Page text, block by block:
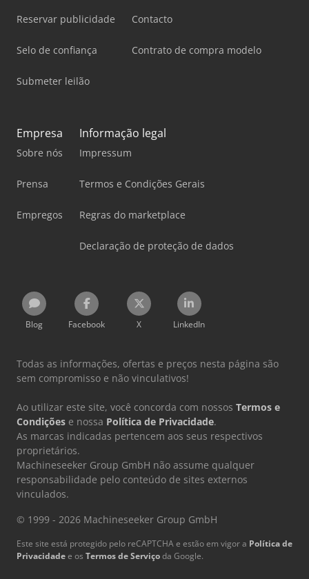
Reservar publicidade
Selo de confiança
Submeter leilão
Contacto
Contrato de compra modelo
Empresa
Sobre nós
Prensa
Empregos
Informação legal
Impressum
Termos e Condições Gerais
Regras do marketplace
Declaração de proteção de dados
Blog Facebook X LinkedIn
Todas as informações, ofertas e preços nesta página são
sem compromisso e não vinculativos!
Ao utilizar este site, você concorda com nossos Termos e
Condições e nossa Política de Privacidade.
As marcas indicadas pertencem aos seus respectivos
proprietários.
Machineseeker Group GmbH não assume qualquer
responsabilidade pelo conteúdo de sites externos
vinculados.
© 1999 - 2026 Machineseeker Group GmbH
Este site está protegido pelo reCAPTCHA e estão em vigor a Política de
Privacidadee os Termos de Serviçoda Google.